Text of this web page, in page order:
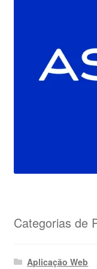
Categorias de
Aplicação Web